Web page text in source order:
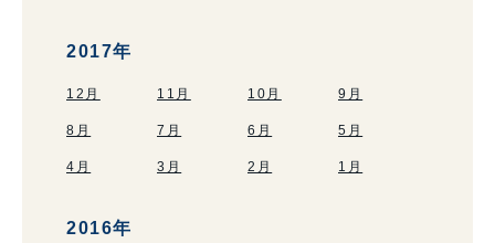
2017年
12月 11月 10月 9月
8月 7月 6月 5月
4月 3月 2月 1月
2016年